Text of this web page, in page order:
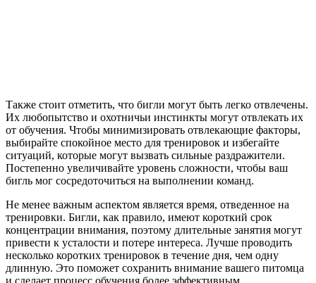
Также стоит отметить, что бигли могут быть легко отвлечены.
Их любопытство и охотничьи инстинкты могут отвлекать их
от обучения. Чтобы минимизировать отвлекающие факторы,
выбирайте спокойное место для тренировок и избегайте
ситуаций, которые могут вызвать сильные раздражители.
Постепенно увеличивайте уровень сложности, чтобы ваш
бигль мог сосредоточиться на выполнении команд.
Не менее важным аспектом является время, отведенное на
тренировки. Бигли, как правило, имеют короткий срок
концентрации внимания, поэтому длительные занятия могут
привести к усталости и потере интереса. Лучше проводить
несколько коротких тренировок в течение дня, чем одну
длинную. Это поможет сохранить внимание вашего питомца
и сделает процесс обучения более эффективным.